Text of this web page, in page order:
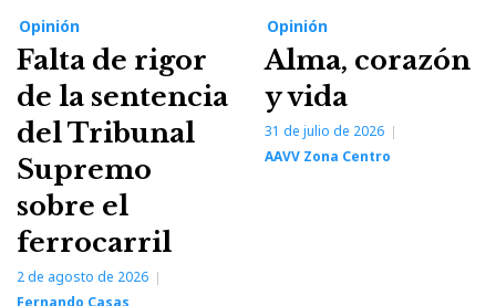
Opinión
Falta de rigor
de la sentencia
del Tribunal
Supremo
sobre el
ferrocarril
2 de agosto de 2026
Fernando Casas
Opinión
Alma, corazón
y vida
31 de julio de 2026
AAVV Zona Centro